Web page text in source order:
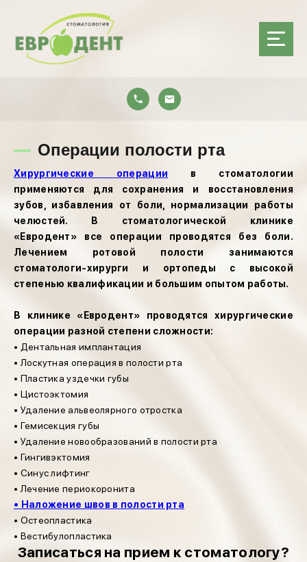
Операции полости рта
Хирургические операции в стоматологии
применяются для сохранения и восстановления
зубов, избавления от боли, нормализации работы
челюстей. В стоматологической клинике
«Евродент» все операции проводятся без боли.
Лечением ротовой полости занимаются
стоматологи-хирурги и ортопеды с высокой
степенью квалификации и большим опытом работы.
В клинике «Евродент» проводятся хирургические
операции разной степени сложности:
• Дентальная имплантация
• Лоскутная операция в полости рта
• Пластика уздечки губы
• Цистоэктомия
• Удаление альвеолярного отростка
• Гемисекция губы
• Удаление новообразований в полости рта
• Гингивэктомия
• Синус лифтинг
• Лечение периокоронита
• Наложение швов в полости рта
• Остеопластика
• Вестибулопластика
Записаться на прием к стоматологу?